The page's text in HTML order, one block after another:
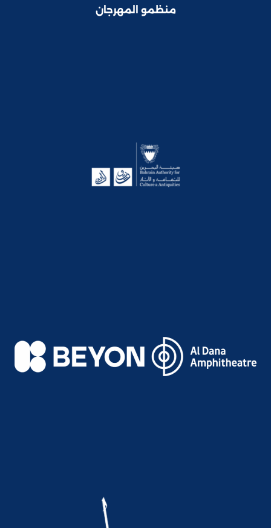
منظمو المهرجان